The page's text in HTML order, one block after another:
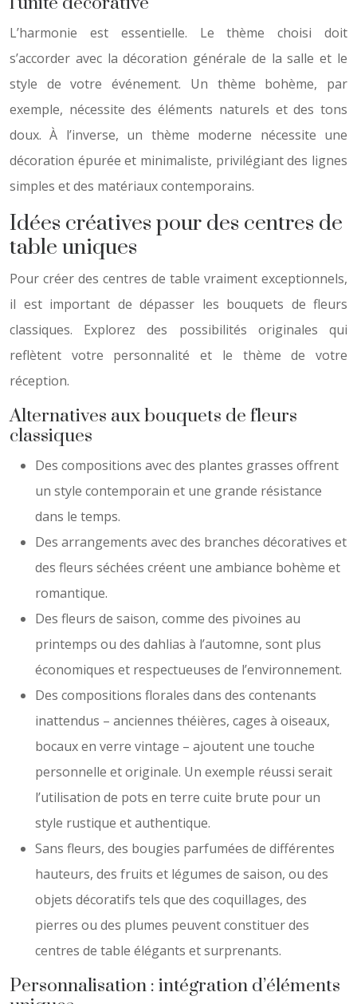
L’harmonie est essentielle. Le thème choisi doit
s’accorder avec la décoration générale de la salle et le
style de votre événement. Un thème bohème, par
exemple, nécessite des éléments naturels et des tons
doux. À l’inverse, un thème moderne nécessite une
décoration épurée et minimaliste, privilégiant des lignes
simples et des matériaux contemporains.
Idées créatives pour des centres de
table uniques
Pour créer des centres de table vraiment exceptionnels,
il est important de dépasser les bouquets de fleurs
classiques. Explorez des possibilités originales qui
reflètent votre personnalité et le thème de votre
réception.
Alternatives aux bouquets de fleurs
classiques
Des compositions avec des plantes grasses offrent
un style contemporain et une grande résistance
dans le temps.
Des arrangements avec des branches décoratives et
des fleurs séchées créent une ambiance bohème et
romantique.
Des fleurs de saison, comme des pivoines au
printemps ou des dahlias à l’automne, sont plus
économiques et respectueuses de l’environnement.
Des compositions florales dans des contenants
inattendus – anciennes théières, cages à oiseaux,
bocaux en verre vintage – ajoutent une touche
personnelle et originale. Un exemple réussi serait
l’utilisation de pots en terre cuite brute pour un
style rustique et authentique.
Sans fleurs, des bougies parfumées de différentes
hauteurs, des fruits et légumes de saison, ou des
objets décoratifs tels que des coquillages, des
pierres ou des plumes peuvent constituer des
centres de table élégants et surprenants.
Personnalisation : intégration d’éléments